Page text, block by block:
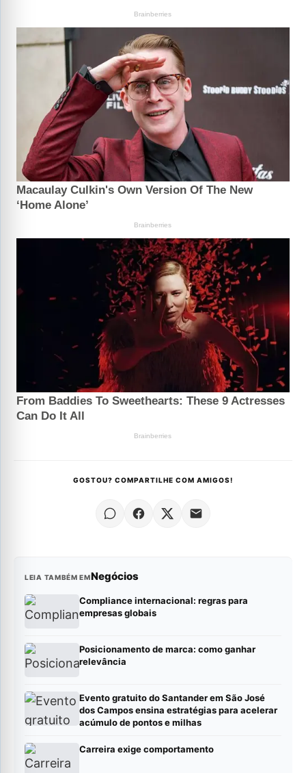
GOSTOU? COMPARTILHE COM AMIGOS!
LEIA TAMBÉM EMNegócios
Compliance internacional: regras para
empresas globais
Posicionamento de marca: como ganhar
relevância
Evento gratuito do Santander em São José
dos Campos ensina estratégias para acelerar
acúmulo de pontos e milhas
Carreira exige comportamento